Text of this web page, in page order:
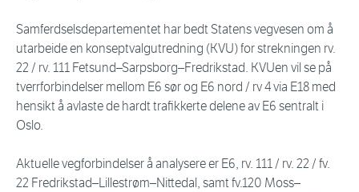
Samferdselsdepartementet har bedt Statens vegvesen om å
utarbeide en konseptvalgutredning (KVU) for strekningen rv.
22 / rv. 111 Fetsund–Sarpsborg–Fredrikstad. KVUen vil se på
tverrforbindelser mellom E6 sør og E6 nord / rv 4 via E18 med
hensikt å avlaste de hardt trafikkerte delene av E6 sentralt i
Oslo.
Aktuelle vegforbindelser å analysere er E6, rv. 111 / rv. 22 / fv.
22 Fredrikstad–Lillestrøm–Nittedal, samt fv.120 Moss–